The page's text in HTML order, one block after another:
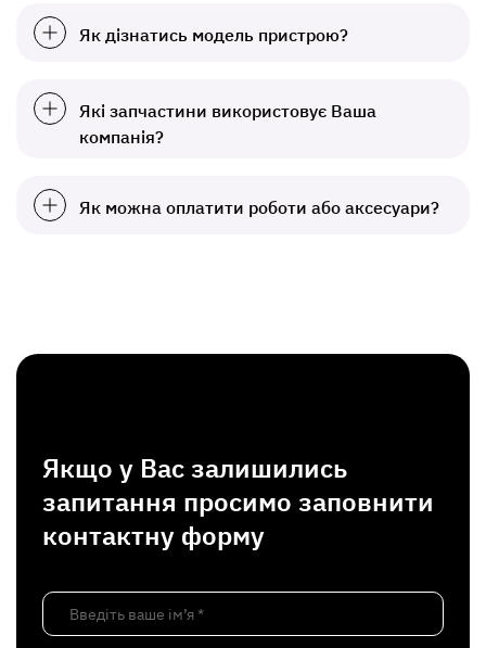
Як дізнатись модель пристрою?
Які запчастини використовує Ваша
компанія?
Як можна оплатити роботи або аксесуари?
Якщо у Вас залишились
запитання просимо заповнити
контактну форму
Введіть ваше ім’я *